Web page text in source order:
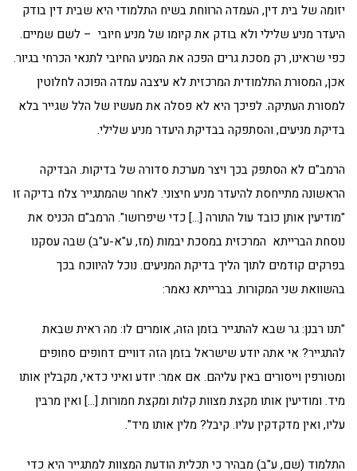
יזומה של בית דין, העמדה הרווחת בשיח התלמודי היא שבית דין בודק
היעדר מניע שלילי ולא בודק את קיומו של מניע חיובי – לשם שמיים.
כפי שראינו, רק מסכת גרים הפכה את המניע החיובי לתנאי הכרחי בגיור.
אכן, המסורת התלמודית המרכזית לא עיצבה עמדה הפוכה לחלוטין
למסורת העתיקה. לפיכך היא לא פסלה את מעשיו של הלל שגייר בלא
בדיקת מניעים, והסתפקה בבדיקת היעדר מניע שלילי.
הרמב"ם לא הסתפק בכך ויצר מערכת סדורה של בדיקות. הבדיקה
הראשונה מתייחסת להיעדר מניע חיצוני. לאחר שהמתגייר צלח בדיקה זו
"מודיעין אותן כובד עול התורה […] כדי שיפרושו". הרמב"ם הכניס את
נוסחת הברייתא המרכזית במסכת יבמות (מז, ע"א-ע"ב) שבה עסקנו
בפרקים קודמים לתוך הליך בדיקת המניעים. נוכל להיווכח בכך
בהשוואת שני המקורות. בברייתא נאמר:
"תנו רבנן: גר שבא להתגייר בזמן הזה, אומרים לו: מה ראית שבאת
להתגייר? אי אתה יודע שישראל בזמן הזה דוויים דחופים סחופים
ומטורפין וייסורים באין עליהם. אם אמר: יודע ואיני כדאי, מקבלין אותו
מיד. ומודיעין אותו מקצת מצוות קלות ומקצת חמורות […] ואין מרבין
עליו, ואין מדקדקין עליו. קיבל? מלין אותו מיד".
התלמוד (שם, ע"ב) מבהיר כי תכלית הודעת המצוות למתגייר היא כדי